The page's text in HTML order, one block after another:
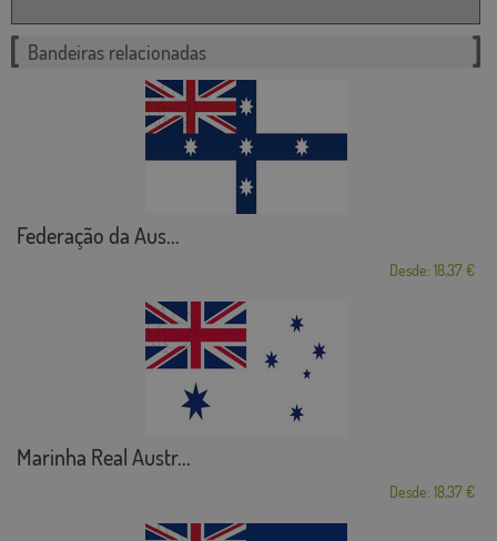
Bandeiras relacionadas
Federação da Aus...
Desde: 18,37 €
Marinha Real Austr...
Desde: 18,37 €